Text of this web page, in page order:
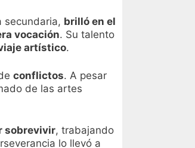
secundaria, brilló en el
vocación. Su talento
artístico.
conflictos. A pesar
de las artes
sobrevivir, trabajando
lo llevó a